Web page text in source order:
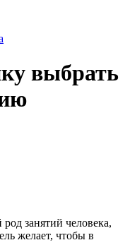
выбрать
занятий человека,
желает, чтобы в